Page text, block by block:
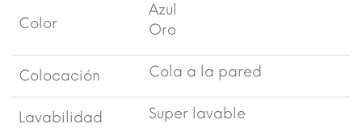
Color
Azul
Oro
Colocación Cola a la pared
Lavabilidad Super lavable